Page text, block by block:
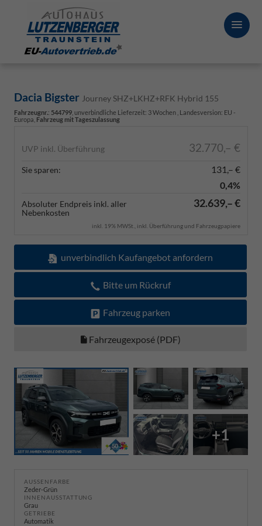
Dacia Bigster Journey SHZ+LKHZ+RFK Hybrid 155
Fahrzeugnr.: 544799 , unverbindliche Lieferzeit: 3 Wochen , Landesversion: EU -
Europa, Fahrzeug mit Tageszulassung
UVP inkl. Überführung 32.770,– €
Sie sparen:
131,– €
0,4%
Absoluter Endpreis inkl. aller
Nebenkosten
32.639,– €
inkl. 19% MWSt., inkl. Überführung und Fahrzeugpapiere
unverbindlich Kaufangebot anfordern
Bitte um Rückruf
Fahrzeug parken
Fahrzeugexposé (PDF)
+1
AUSSENFARBE
Zeder-Grün
INNENAUSSTATTUNG
Grau
GETRIEBE
Automatik